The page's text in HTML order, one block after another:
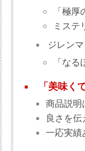
「極
ミステ
ジレン
「な
「美味く
商品説明
良さを
一応実績